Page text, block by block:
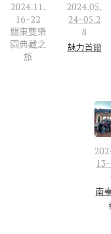
2024.11.
16~22
關東雙樂
園典藏之
旅
2024.05.
24~05.2
8
魅力首爾
南